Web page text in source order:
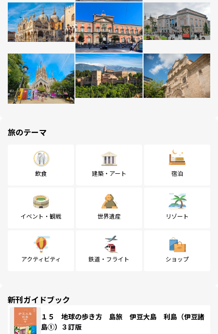
旅のテーマ
飲食 建築・アート 宿泊
イベント・観戦 世界遺産 リゾート
アクティビティ 鉄道・フライト ショップ
新刊ガイドブック
１５ 地球の歩き方 島旅 伊豆大島 利島（伊豆諸
島①）３訂版